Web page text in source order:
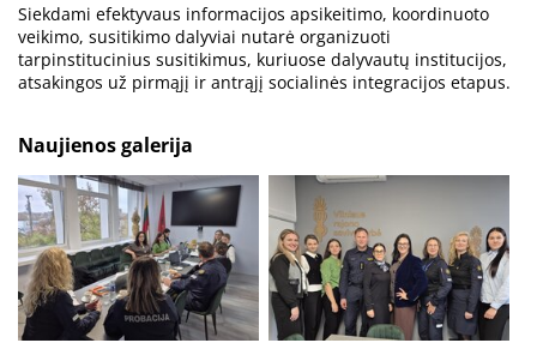
Siekdami efektyvaus informacijos apsikeitimo, koordinuoto
veikimo, susitikimo dalyviai nutarė organizuoti
tarpinstitucinius susitikimus, kuriuose dalyvautų institucijos,
atsakingos už pirmąjį ir antrąjį socialinės integracijos etapus.
Naujienos galerija